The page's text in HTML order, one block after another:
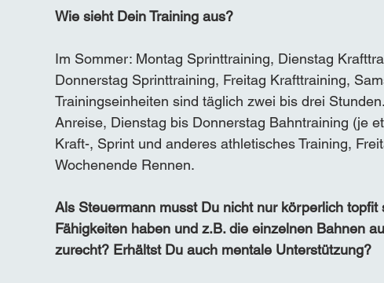
Wie sieht Dein Training aus?
Im Sommer: Montag Sprinttraining, Dienstag
Donnerstag Sprinttraining, Freitag Krafttraining,
Trainingseinheiten sind täglich zwei bis drei
Anreise, Dienstag bis Donnerstag Bahntraining (je
Kraft-, Sprint und anderes athletisches Training,
Wochenende Rennen.
Als Steuermann musst Du nicht nur körperlich
Fähigkeiten haben und z.B. die einzelnen Bahnen
zurecht? Erhältst Du auch mentale Unterstützung?